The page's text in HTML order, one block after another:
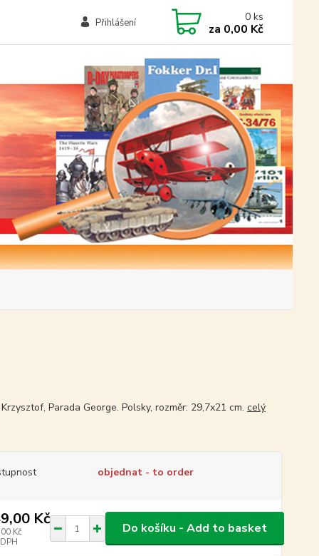
Přihlášení 0 ks
za 0,00 Kč
Parada George. Polsky, rozměr: 29,7x21 cm. celý
objednat - to order
Kč
Kč
Do košíku - Add to basket